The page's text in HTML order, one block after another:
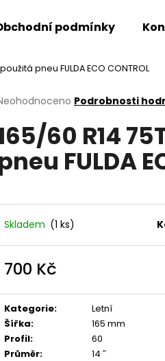
podmínky
pneu FULDA ECO CONTROL
Podrobnosti
60 R14
FULDA
Skladem (1 ks)
700 Kč
cena:
Kategorie:
Letní
Šířka:
165 mm
Profil:
60
Průměr:
14 ″
HLEDAT